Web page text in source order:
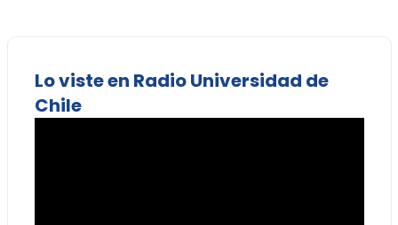
Lo viste en Radio Universidad de
Chile